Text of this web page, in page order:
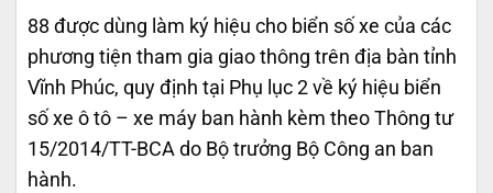
88 được dùng làm ký hiệu cho biển số xe của các
phương tiện tham gia giao thông trên địa bàn tỉnh
Vĩnh Phúc, quy định tại Phụ lục 2 về ký hiệu biển
số xe ô tô – xe máy ban hành kèm theo Thông tư
15/2014/TT-BCA do Bộ trưởng Bộ Công an ban
hành.